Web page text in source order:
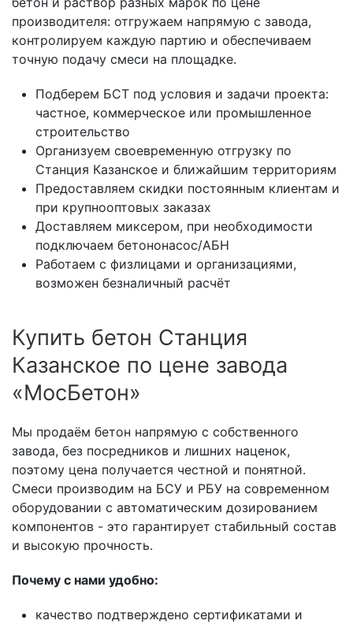
производителя: отгружаем напрямую с завода,
контролируем каждую партию и обеспечиваем
точную подачу смеси на площадке.
Подберем БСТ под условия и задачи проекта:
частное, коммерческое или промышленное
строительство
Организуем своевременную отгрузку по
Станция Казанское и ближайшим территориям
Предоставляем скидки постоянным клиентам и
при крупнооптовых заказах
Доставляем миксером, при необходимости
подключаем бетононасос/АБН
Работаем с физлицами и организациями,
возможен безналичный расчёт
Купить бетон Станция
Казанское по цене завода
«МосБетон»
Мы продаём бетон напрямую с собственного
завода, без посредников и лишних наценок,
поэтому цена получается честной и понятной.
Смеси производим на БСУ и РБУ на современном
оборудовании с автоматическим дозированием
компонентов - это гарантирует стабильный состав
и высокую прочность.
Почему с нами удобно:
качество подтверждено сертификатами и